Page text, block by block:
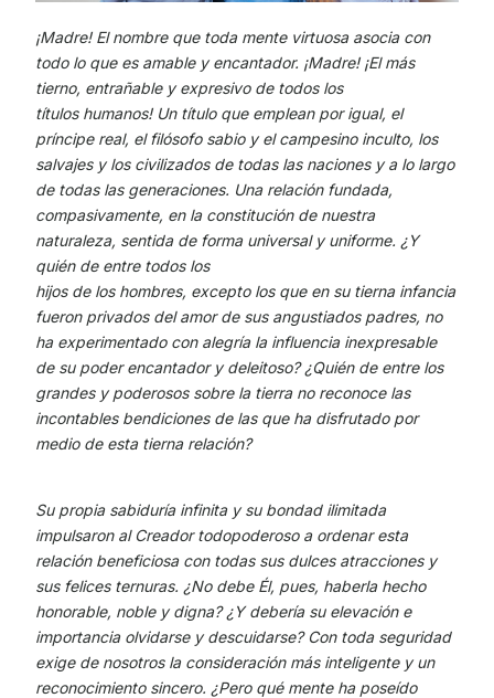
¡Madre! El nombre que toda mente virtuosa asocia con
todo lo que es amable y encantador. ¡Madre! ¡El más
tierno, entrañable y expresivo de todos los
títulos humanos! Un título que emplean por igual, el
príncipe real, el filósofo sabio y el campesino inculto, los
salvajes y los civilizados de todas las naciones y a lo largo
de todas las generaciones. Una relación fundada,
compasivamente, en la constitución de nuestra
naturaleza, sentida de forma universal y uniforme. ¿Y
quién de entre todos los
hijos de los hombres, excepto los que en su tierna infancia
fueron privados del amor de sus angustiados padres, no
ha experimentado con alegría la influencia inexpresable
de su poder encantador y deleitoso? ¿Quién de entre los
grandes y poderosos sobre la tierra no reconoce las
incontables bendiciones de las que ha disfrutado por
medio de esta tierna relación?
Su propia sabiduría infinita y su bondad ilimitada
impulsaron al Creador todopoderoso a ordenar esta
relación beneficiosa con todas sus dulces atracciones y
sus felices ternuras. ¿No debe Él, pues, haberla hecho
honorable, noble y digna? ¿Y debería su elevación e
importancia olvidarse y descuidarse? Con toda seguridad
exige de nosotros la consideración más inteligente y un
reconocimiento sincero. ¿Pero qué mente ha poseído